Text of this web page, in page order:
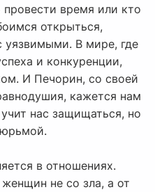
время или кто
открыться,
уязвимыми. В мире, где
и конкуренции,
И Печорин, со своей
кажется нам
нас защищаться, но
в отношениях.
не со зла, а от